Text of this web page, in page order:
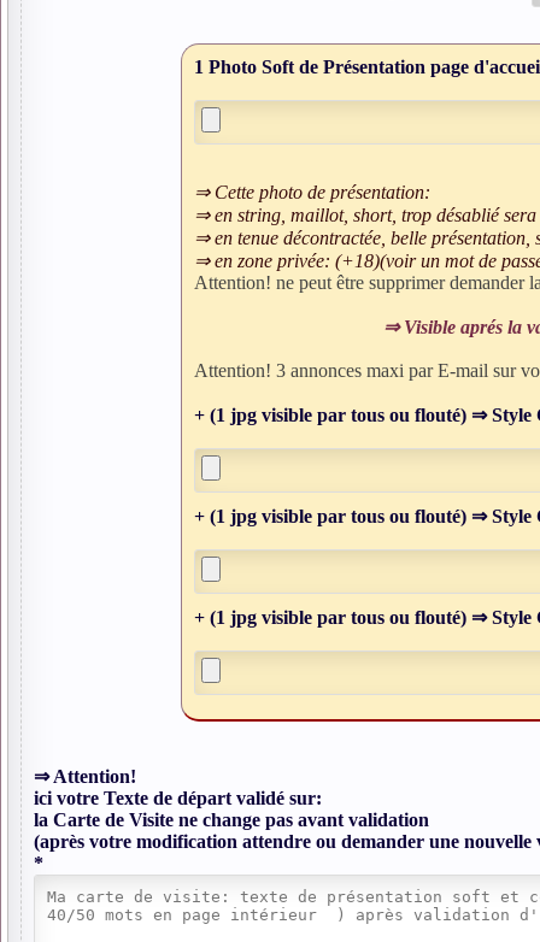
1 Photo Soft de Présentation page
⇒ Cette photo de présentation:
⇒ en string, maillot, short, trop désablié
⇒ en tenue décontractée, belle
⇒ en zone privée: (+18)(voir un mot de
Attention! ne peut être supprimer demander
⇒ Visible aprés la
Attention! 3 annonces maxi par E-mail sur
+ (1 jpg visible par tous ou flouté) ⇒ Style
+ (1 jpg visible par tous ou flouté) ⇒ Style
+ (1 jpg visible par tous ou flouté) ⇒ Style
⇒ Attention!
ici votre Texte de départ validé sur:
la Carte de Visite ne change pas avant validation
(après votre modification attendre ou demander une nouvelle
*